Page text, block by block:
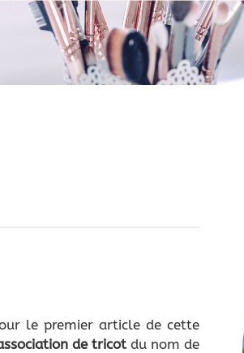
le premier article de cette
de tricot du nom de